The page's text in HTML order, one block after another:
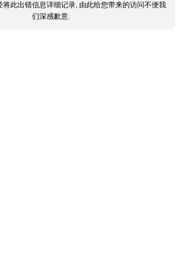
将此出错信息详细记录, 由此给您带来的访问不便我
们深感歉意.